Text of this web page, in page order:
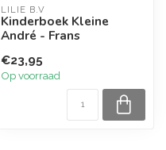
LILIE B.V
Kinderboek Kleine
André - Frans
€23,95
Op voorraad